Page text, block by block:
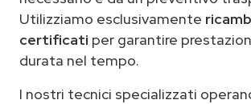
Utilizziamo esclusivamente
certificati per garantire
durata nel tempo.
I nostri tecnici specializzati